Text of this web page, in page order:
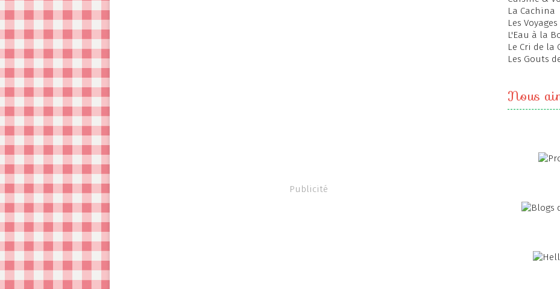
Publicité
La Cachina
Les
L'Eau à la
Le Cri de la
Les Gouts
Nous